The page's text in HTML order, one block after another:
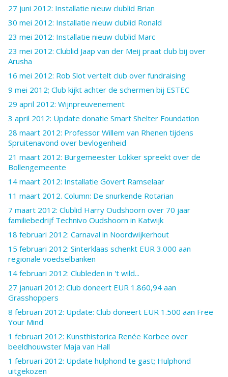
27 juni 2012: Installatie nieuw clublid Brian
30 mei 2012: Installatie nieuw clublid Ronald
23 mei 2012: Installatie nieuw clublid Marc
23 mei 2012: Clublid Jaap van der Meij praat club bij over
Arusha
16 mei 2012: Rob Slot vertelt club over fundraising
9 mei 2012; Club kijkt achter de schermen bij ESTEC
29 april 2012: Wijnpreuvenement
3 april 2012: Update donatie Smart Shelter Foundation
28 maart 2012: Professor Willem van Rhenen tijdens
Spruitenavond over bevlogenheid
21 maart 2012: Burgemeester Lokker spreekt over de
Bollengemeente
14 maart 2012: Installatie Govert Ramselaar
11 maart 2012. Column: De snurkende Rotarian
7 maart 2012: Clublid Harry Oudshoorn over 70 jaar
familiebedrijf Technivo Oudshoorn in Katwijk
18 februari 2012: Carnaval in Noordwijkerhout
15 februari 2012: Sinterklaas schenkt EUR 3.000 aan
regionale voedselbanken
14 februari 2012: Clubleden in 't wild...
27 januari 2012: Club doneert EUR 1.860,94 aan
Grasshoppers
8 februari 2012: Update: Club doneert EUR 1.500 aan Free
Your Mind
1 februari 2012: Kunsthistorica Renée Korbee over
beeldhouwster Maja van Hall
1 februari 2012: Update hulphond te gast; Hulphond
uitgekozen